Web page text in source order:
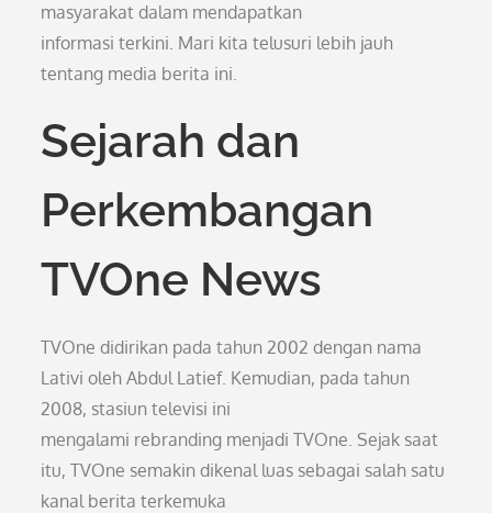
masyarakat dalam mendapatkan
informasi terkini. Mari kita telusuri lebih jauh
tentang media berita ini.
Sejarah dan
Perkembangan
TVOne News
TVOne didirikan pada tahun 2002 dengan nama
Lativi oleh Abdul Latief. Kemudian, pada tahun
2008, stasiun televisi ini
mengalami rebranding menjadi TVOne. Sejak saat
itu, TVOne semakin dikenal luas sebagai salah satu
kanal berita terkemuka